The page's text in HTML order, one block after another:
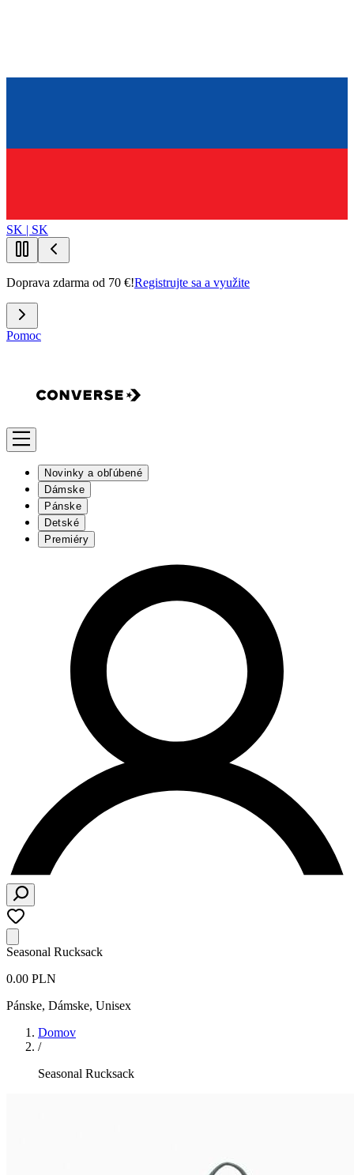
SK | SK
Doprava zdarma od 70 €!Registrujte sa a využite
Pomoc
Novinky a obľúbené
Dámske
Pánske
Detské
Premiéry
Seasonal Rucksack
0.00 PLN
Pánske, Dámske, Unisex
Domov
/
Seasonal Rucksack